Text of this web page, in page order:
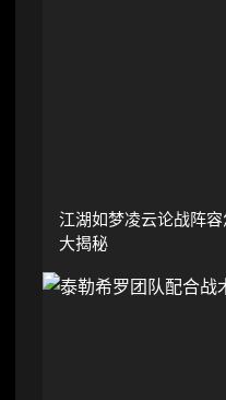
江湖如梦凌云论战阵
大揭秘